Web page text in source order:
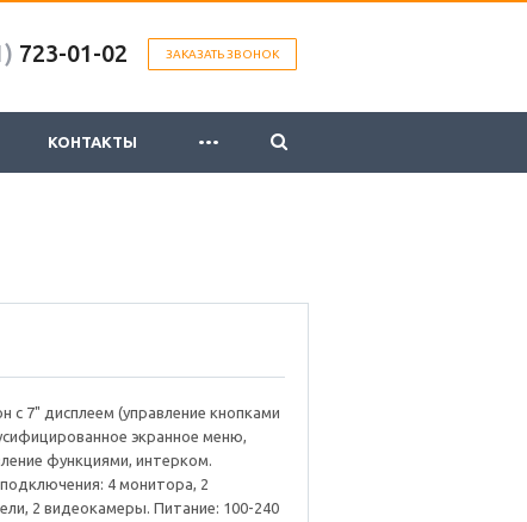
ЗАКАЗАТЬ ЗВОНОК
723-01-02
КОНТАКТЫ ...
7" дисплеем (управление кнопками
экранное меню,
функциями, интерком.
4 монитора, 2
2 видеокамеры. Питание: 100-240